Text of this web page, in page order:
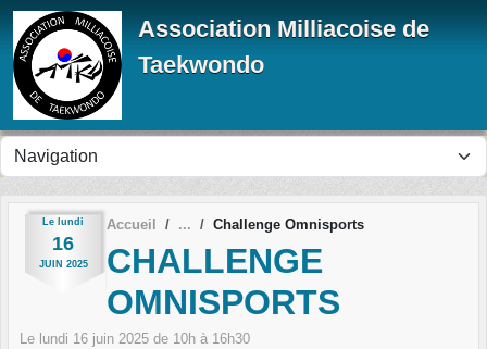
Association Milliacoise de
Taekwondo
Le lundi
16
JUIN 2025
Accueil Challenge Omnisports
CHALLENGE
OMNISPORTS
Le lundi 16 juin 2025 de 10h à 16h30
Panneau de gestion des cookies